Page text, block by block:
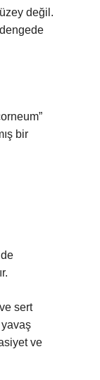
değil.
bir
sert
yavaş
ve